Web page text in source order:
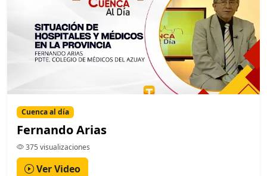
Cuenca al día
Fernando Arias
375 visualizaciones
Ver Video